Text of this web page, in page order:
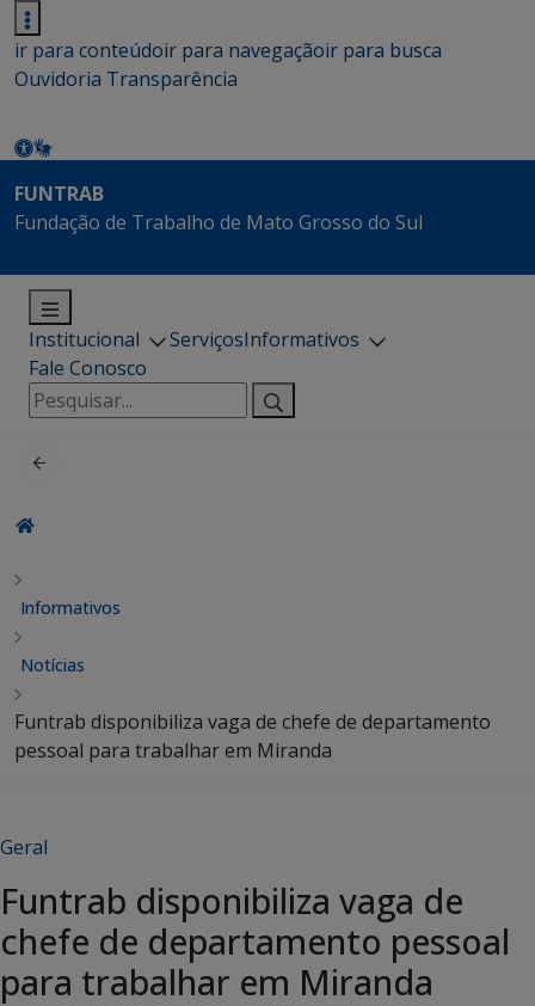
ir para conteúdoir para navegaçãoir para busca
Ouvidoria Transparência
FUNTRAB
Fundação de Trabalho de Mato Grosso do Sul
Institucional ServiçosInformativos
Fale Conosco
Pesquisar
por:
Informativos
Notícias
Funtrab disponibiliza vaga de chefe de departamento
pessoal para trabalhar em Miranda
Geral
Funtrab disponibiliza vaga de
chefe de departamento pessoal
para trabalhar em Miranda